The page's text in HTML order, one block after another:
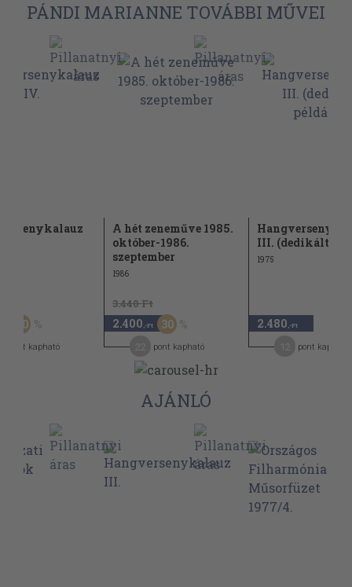
PÁNDI MARIANNE TOVÁBBI MŰVEI
50
pont kapható
A hét zeneműve 1985.
október-1986.
szeptember
1986
3.440 Ft
2.400 ,-Ft 30
pont kapható
III. (dedikált
1975
2.480 ,-Ft
pont kapható
AJÁNLÓ